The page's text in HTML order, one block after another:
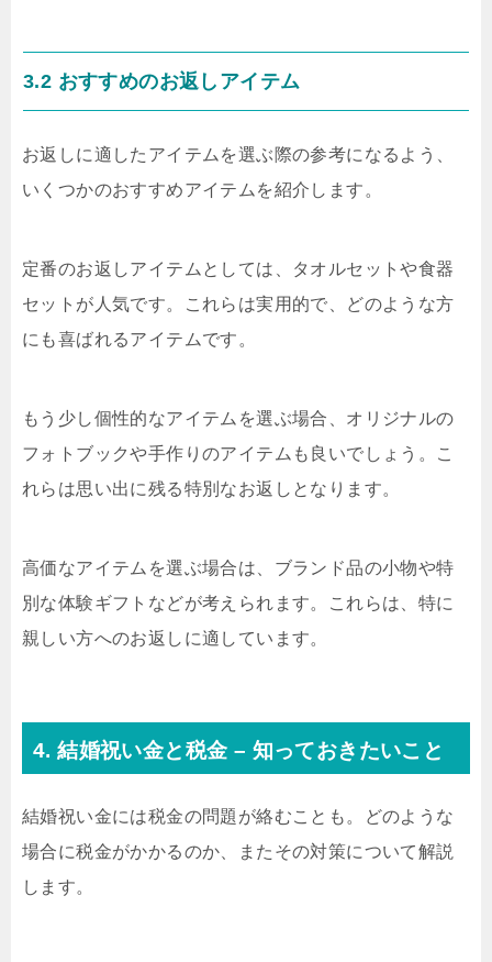
3.2 おすすめのお返しアイテム
お返しに適したアイテムを選ぶ際の参考になるよう、
いくつかのおすすめアイテムを紹介します。
定番のお返しアイテムとしては、タオルセットや食器
セットが人気です。これらは実用的で、どのような方
にも喜ばれるアイテムです。
もう少し個性的なアイテムを選ぶ場合、オリジナルの
フォトブックや手作りのアイテムも良いでしょう。こ
れらは思い出に残る特別なお返しとなります。
高価なアイテムを選ぶ場合は、ブランド品の小物や特
別な体験ギフトなどが考えられます。これらは、特に
親しい方へのお返しに適しています。
4. 結婚祝い金と税金 – 知っておきたいこと
結婚祝い金には税金の問題が絡むことも。どのような
場合に税金がかかるのか、またその対策について解説
します。